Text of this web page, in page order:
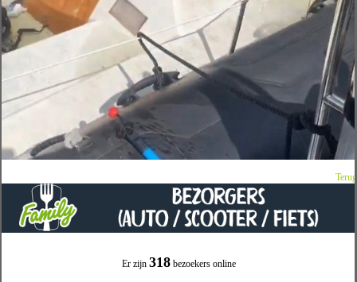
Er zijn 318bezoekers online
Terug